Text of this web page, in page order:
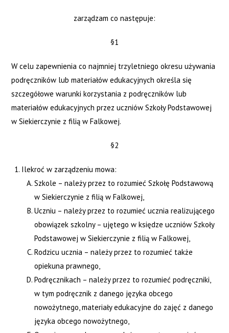
zarządzam co następuje:
§1
W celu zapewnienia co najmniej trzyletniego okresu używania
podręczników lub materiałów edukacyjnych określa się
szczegółowe warunki korzystania z podręczników lub
materiałów edukacyjnych przez uczniów Szkoły Podstawowej
w Siekierczynie z filią w Falkowej.
§2
Ilekroć w zarządzeniu mowa:
Szkole – należy przez to rozumieć Szkołę Podstawową
w Siekierczynie z filią w Falkowej,
Uczniu – należy przez to rozumieć ucznia realizującego
obowiązek szkolny – ujętego w księdze uczniów Szkoły
Podstawowej w Siekierczynie z filią w Falkowej,
Rodzicu ucznia – należy przez to rozumieć także
opiekuna prawnego,
Podręcznikach – należy przez to rozumieć podręczniki,
w tym podręcznik z danego języka obcego
nowożytnego, materiały edukacyjne do zajęć z danego
języka obcego nowożytnego,